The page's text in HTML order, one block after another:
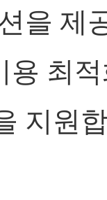
을 제
용 최
지원